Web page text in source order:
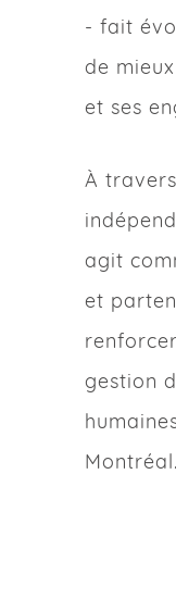
- fait
de
et ses
À
agit
et
gestion
Montréal.